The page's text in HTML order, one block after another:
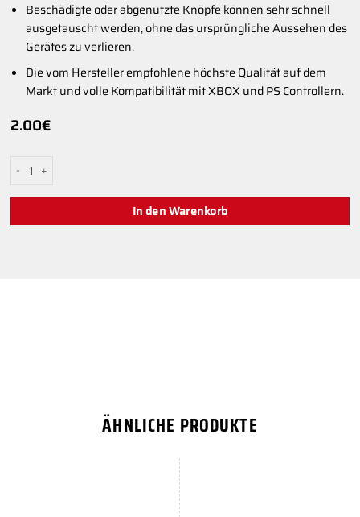
Beschädigte oder abgenutzte Knöpfe können sehr schnell
ausgetauscht werden, ohne das ursprüngliche Aussehen des
Gerätes zu verlieren.
Die vom Hersteller empfohlene höchste Qualität auf dem
Markt und volle Kompatibilität mit XBOX und PS Controllern.
2.00€
Hoher roter Aimstick von PS Menge
In den Warenkorb
ÄHNLICHE PRODUKTE